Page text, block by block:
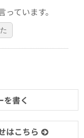
ています。
を書く
はこちら